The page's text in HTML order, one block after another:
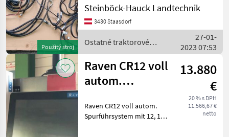
Použitý stroj
Steyr Kompakt und New
Verkabelung,
Ostatné traktor
Steinböck-Hauck Landtechnik
3430 Staasdorf
Ostatné traktorové
komponenty / Raven
27-01-
2023 07:53
Raven CR12 voll
autom.
13.880
€
20 % s DPH
11.566,67 €
netto
Raven CR12 voll autom.
Spurführsystem mit 12, 1